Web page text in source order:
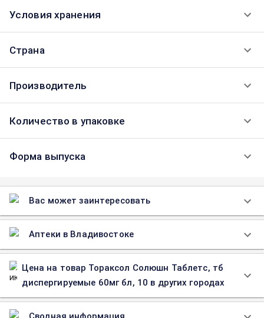
Условия хранения
Страна
Производитель
Количество в упаковке
Форма выпуска
Вас может заинтересовать
Аптеки в Владивостоке
Цена на товар Тораксол Солюшн Таблетс, тб
диспергируемые 60мг бл, 10 в других городах